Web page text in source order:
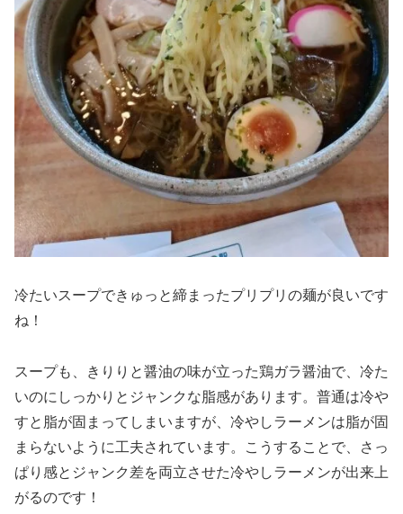
冷たいスープできゅっと締まったプリプリの麺が良いです
ね！
スープも、きりりと醤油の味が立った鶏ガラ醤油で、冷た
いのにしっかりとジャンクな脂感があります。普通は冷や
すと脂が固まってしまいますが、冷やしラーメンは脂が固
まらないように工夫されています。こうすることで、さっ
ぱり感とジャンク差を両立させた冷やしラーメンが出来上
がるのです！